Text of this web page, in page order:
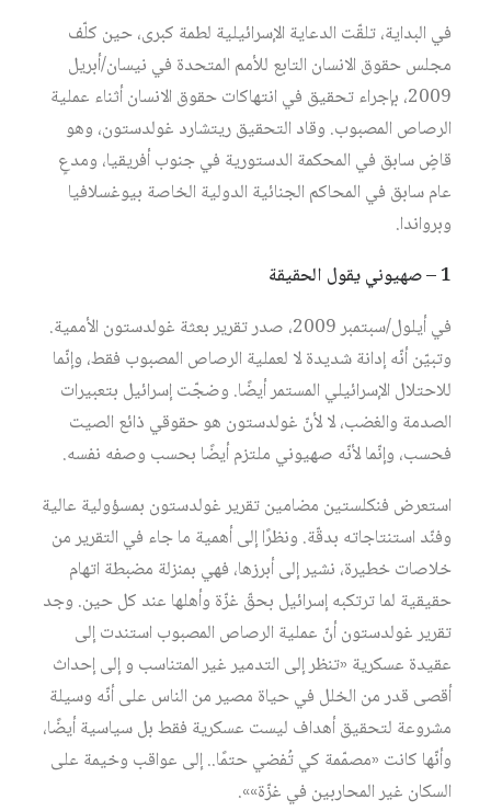
في البداية، تلقّت الدعاية الإسرائيلية لطمة كبرى، حين كلّف
مجلس حقوق الانسان التابع للأمم المتحدة في نيسان/أبريل
2009، بإجراء تحقيق في انتهاكات حقوق الانسان أثناء عملية
الرصاص المصبوب. وقاد التحقيق ريتشارد غولدستون، وهو
قاضٍ سابق في المحكمة الدستورية في جنوب أفريقيا، ومدعٍ
عام سابق في المحاكم الجنائية الدولية الخاصة بيوغسلافيا
وبرواندا.
1 – صهيوني يقول الحقيقة
في أيلول/سبتمبر 2009، صدر تقرير بعثة غولدستون الأممية.
وتبيّن أنّه إدانة شديدة لا لعملية الرصاص المصبوب فقط، وإنّما
للاحتلال الإسرائيلي المستمر أيضًا. وضجّت إسرائيل بتعبيرات
الصدمة والغضب، لا لأنّ غولدستون هو حقوقي ذائع الصيت
فحسب، وإنّما لأنّه صهيوني ملتزم أيضًا بحسب وصفه نفسه.
استعرض فنكلستين مضامين تقرير غولدستون بمسؤولية عالية
وفنّد استنتاجاته بدقّة. ونظرًا إلى أهمية ما جاء في التقرير من
خلاصات خطيرة، نشير إلى أبرزها، فهي بمنزلة مضبطة اتهام
حقيقية لما ترتكبه إسرائيل بحقّ غزّة وأهلها عند كل حين. وجد
تقرير غولدستون أنّ عملية الرصاص المصبوب استندت إلى
عقيدة عسكرية «تنظر إلى التدمير غير المتناسب و إلى إحداث
أقصى قدر من الخلل في حياة مصير من الناس على أنّه وسيلة
مشروعة لتحقيق أهداف ليست عسكرية فقط بل سياسية أيضًا،
وأنّها كانت «مصمّمة كي تُفضي حتمًا.. إلى عواقب وخيمة على
السكان غير المحاربين في غزّة»».